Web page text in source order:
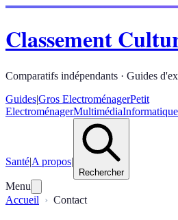
Classement
Comparatifs indépendants · Guides
Guides|Gros ElectroménagerPetit
ElectroménagerMultimédiaInformatique
Santé|A propos|
Rechercher
Menu
Accueil
Contact